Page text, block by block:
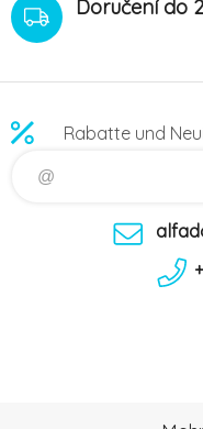
Doručení do
Rabatte und